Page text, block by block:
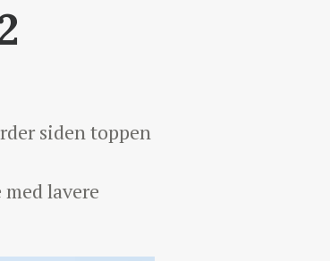
siden toppen
lavere